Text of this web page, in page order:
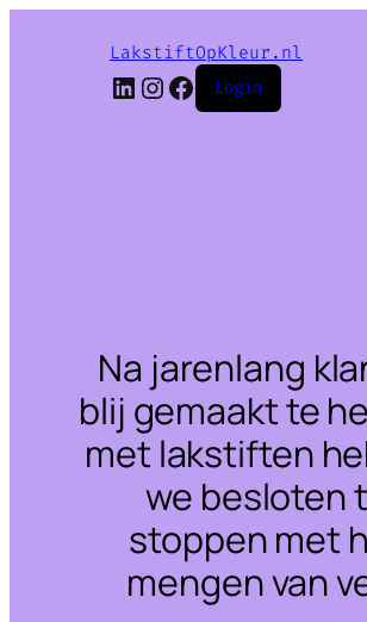
LakstiftOpKleur.nl
LinkedIn
Instagram
Facebook
Login
Na jarenlang
blij gemaakt te
met lakstiften
we besloten
stoppen met
mengen van